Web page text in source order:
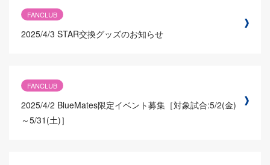
FANCLUB
2025/4/3 STAR交換グッズのお知らせ
FANCLUB
2025/4/2 BlueMates限定イベント募集［対象試合:5/2(金)
～5/31(土)］